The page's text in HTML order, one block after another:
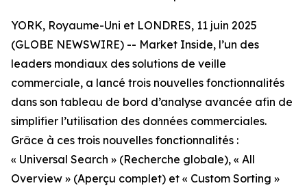
YORK, Royaume-Uni et LONDRES, 11 juin 2025
(GLOBE NEWSWIRE) -- Market Inside, l’un des
leaders mondiaux des solutions de veille
commerciale, a lancé trois nouvelles fonctionnalités
dans son tableau de bord d’analyse avancée afin de
simplifier l’utilisation des données commerciales.
Grâce à ces trois nouvelles fonctionnalités :
« Universal Search » (Recherche globale), « All
Overview » (Aperçu complet) et « Custom Sorting »